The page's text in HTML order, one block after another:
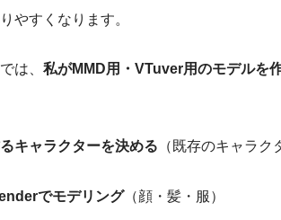
やすくなります。
は、 私がMMD用・VTuver用のモデルを
キャラクターを決める （既存のキャラク
でモデリング（顔・髪・服）